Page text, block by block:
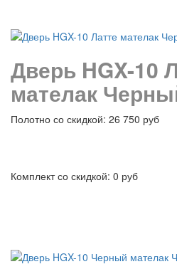
Дверь HGX-10
мателак
Полотно со скидкой: 26 750 руб
Комплект со скидкой: 0 руб